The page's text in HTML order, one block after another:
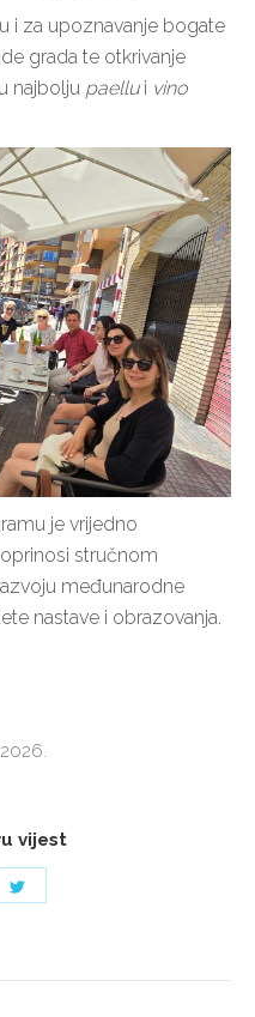
i za upoznavanje bogate
grada te otkrivanje
najbolju paellu i vino
je vrijedno
stručnom
međunarodne
nastave i obrazovanja.
vijest